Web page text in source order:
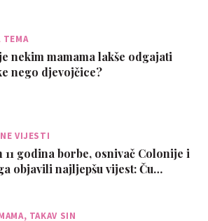
TEMA
nekim mamama lakše odgajati
nego djevojčice?
VIJESTI
11 godina borbe, osnivač Colonije i
objavili najljepšu vijest: Ču…
TAKAV SIN